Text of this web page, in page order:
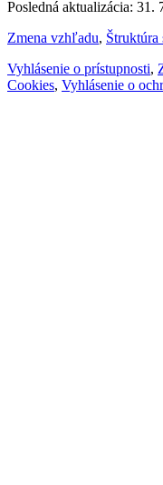
Posledná aktualizácia: 31.
Zmena vzhľadu, Štruktúra
Vyhlásenie o prístupnosti,
Cookies, Vyhlásenie o